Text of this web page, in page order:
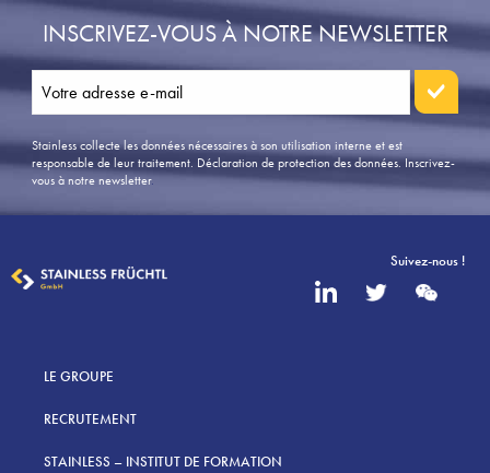
INSCRIVEZ-VOUS À NOTRE NEWSLETTER
Stainless collecte les données nécessaires à son utilisation interne et est
responsable de leur traitement. Déclaration de protection des données.Inscrivez-
vous à notre newsletter.
Suivez-nous !
LE GROUPE
RECRUTEMENT
STAINLESS – INSTITUT DE FORMATION